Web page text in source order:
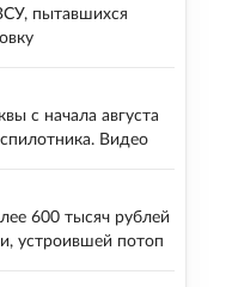
пытавшихся
с начала августа
Видео
600 тысяч рублей
устроившей потоп